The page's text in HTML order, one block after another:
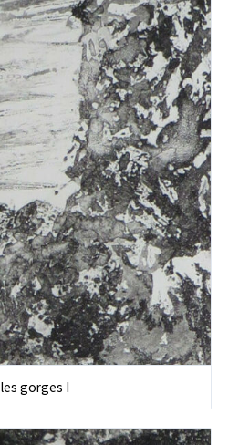
les gorges I